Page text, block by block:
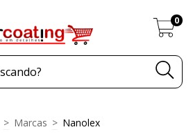
0
> Marcas > Nanolex